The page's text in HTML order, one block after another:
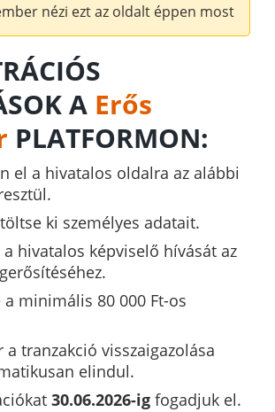
nézi ezt az oldalt éppen most
A Erős
PLATFORMON:
el a hivatalos oldalra az alábbi
ki személyes adatait.
hivatalos képviselő hívását az
a minimális 80 000 Ft-os
a tranzakció visszaigazolása
elindul.
30.06.2026-igfogadjuk el.